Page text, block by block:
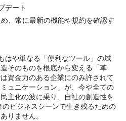
デート
、常に最新の機能や規約を確認す
はや単なる「便利なツール」の域
そのものを根底から変える「革
資金力のある企業にのみ許されて
ュニケーション」が、今や全ての
主化の波に乗り、自社の創造性を
ビジネスシーンで生き残るための
りません。